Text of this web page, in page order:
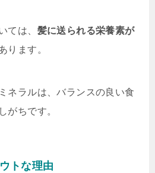
ては、 髪に送られる栄養素が
ります。
ネラルは、バランスの良い食
がちです。
トな理由